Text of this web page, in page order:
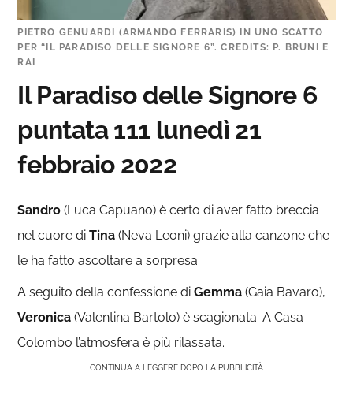
PIETRO GENUARDI (ARMANDO FERRARIS) IN UNO SCATTO
PER “IL PARADISO DELLE SIGNORE 6”. CREDITS: P. BRUNI E
RAI
Il Paradiso delle Signore 6
puntata 111 lunedì 21
febbraio 2022
Sandro (Luca Capuano) è certo di aver fatto breccia
nel cuore diTina (Neva Leoni) grazie alla canzone che
le ha fatto ascoltare a sorpresa.
A seguito della confessione diGemma (Gaia Bavaro),
Veronica (Valentina Bartolo) è scagionata. A Casa
Colombo l’atmosfera è più rilassata.
CONTINUA A LEGGERE DOPO LA PUBBLICITÀ